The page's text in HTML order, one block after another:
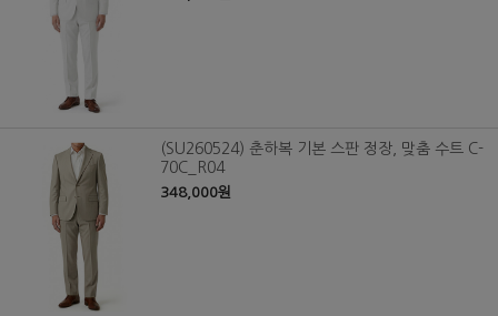
(SU260524) 춘하복 기본 스판 정장, 맞춤 수트 C-
70C_R04
348,000원